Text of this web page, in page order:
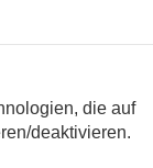
die auf
deaktivieren.